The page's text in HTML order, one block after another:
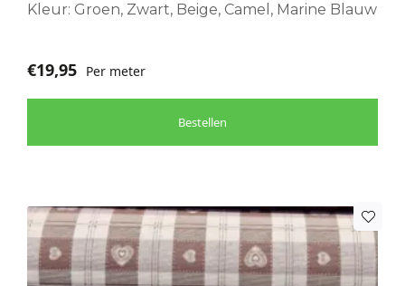
Kleur: Groen, Zwart, Beige, Camel, Marine Blauw
€19,95 Per meter
Bestellen
worden
productpagina
Dit
product
heeft
meerdere